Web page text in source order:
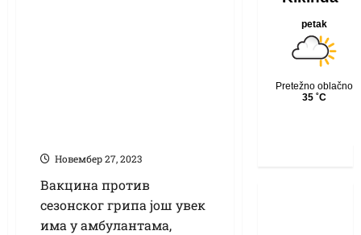
Новембер 27, 2023
Вакцина против
сезонског грипа још увек
има у амбулантама,